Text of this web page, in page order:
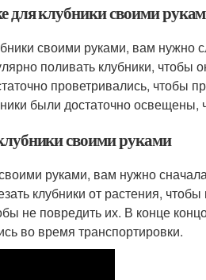
для клубники своими
своими руками, вам нужно
поливать клубники,
проветривались, чтобы
были достаточно освещены,
своими руками
руками, вам нужно
клубники от растения,
не повредить их. В конце
во время транспортировки.